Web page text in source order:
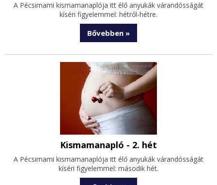
A Pécsimami kismamanaplója itt élő anyukák várandósságát
kíséri figyelemmel: hétről-hétre.
Bővebben »
Kismamanapló - 2. hét
A Pécsimami kismamanaplója itt élő anyukák várandósságát
kíséri figyelemmel: második hét.